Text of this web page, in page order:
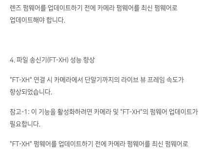
렌즈 펌웨어를 업데이트하기 전에 카메라 펌웨어를 최신 펌웨어로
업데이트해야 합니다.
4. 파일 송신기(FT-XH) 성능 향상
"FT-XH" 연결 시 카메라에서 단말기까지의 라이브 뷰 프레임 속도가
향상되었습니다.
참고-1: 이 기능을 활성화하려면 카메라 및 "FT-XH"의 펌웨어 업데이트가
필요합니다.
"FT-XH" 펌웨어를 업데이트하기 전에 카메라 펌웨어를 최신 펌웨어로